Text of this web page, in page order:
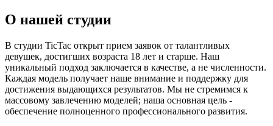
О нашей студии
В студии TicTac открыт прием заявок от талантливых
девушек, достигших возраста 18 лет и старше. Наш
уникальный подход заключается в качестве, а не численности.
Каждая модель получает наше внимание и поддержку для
достижения выдающихся результатов. Мы не стремимся к
массовому завлечению моделей; наша основная цель -
обеспечение полноценного профессионального развития.